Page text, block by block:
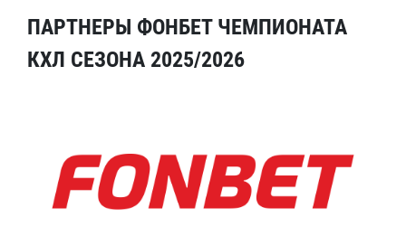
ПАРТНЕРЫ ФОНБЕТ ЧЕМПИОНАТА
КХЛ СЕЗОНА 2025/2026